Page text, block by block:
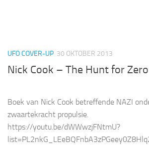
UFO COVER-UP 30 OKTOBER 2013
Nick Cook – The Hunt for
Boek van Nick Cook betreffende NAZI
zwaartekracht propulsie.
https://youtu.be/dWWwzjFNtmU?